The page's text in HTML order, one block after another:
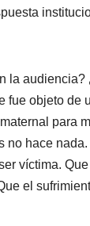
la
fue objeto de
para
no hace
víctima.
el